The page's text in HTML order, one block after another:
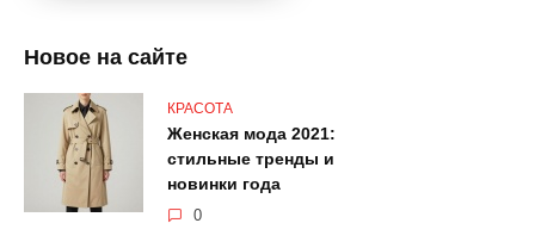
Новое на сайте
КРАСОТА
Женская мода 2021:
стильные тренды и
новинки года
0